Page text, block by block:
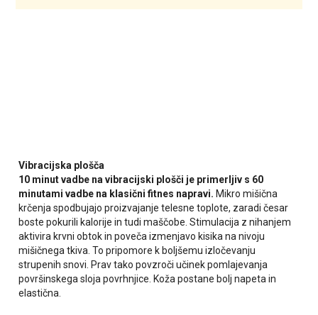
Vibracijska plošča
10 minut vadbe na vibracijski plošči je primerljiv s 60
minutami vadbe na klasični fitnes napravi. Mikro mišična
krčenja spodbujajo proizvajanje telesne toplote, zaradi česar
boste pokurili kalorije in tudi maščobe. Stimulacija z nihanjem
aktivira krvni obtok in poveča izmenjavo kisika na nivoju
mišičnega tkiva. To pripomore k boljšemu izločevanju
strupenih snovi. Prav tako povzroči učinek pomlajevanja
površinskega sloja povrhnjice. Koža postane bolj napeta in
elastična.